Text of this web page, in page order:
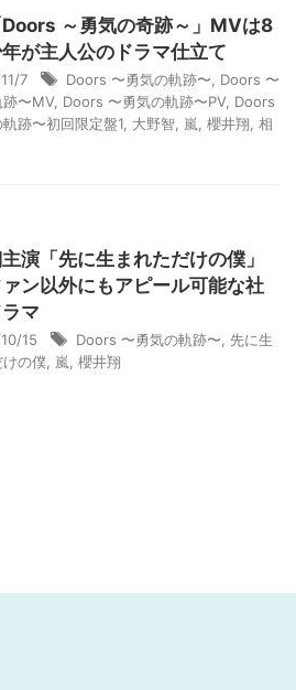
～勇気の奇跡～」MVは8
が主人公のドラマ仕立て
7 Doors 〜勇気の軌跡〜
Doors 〜
跡〜MV, Doors 〜勇気の軌跡〜PV, Doors
跡〜初回限定盤1 大野智 嵐 櫻井翔 相
演「先に生まれただけの僕」
ン以外にもアピール可能な社
マ
15 Doors 〜勇気の軌跡〜
先に生
けの僕 嵐 櫻井翔